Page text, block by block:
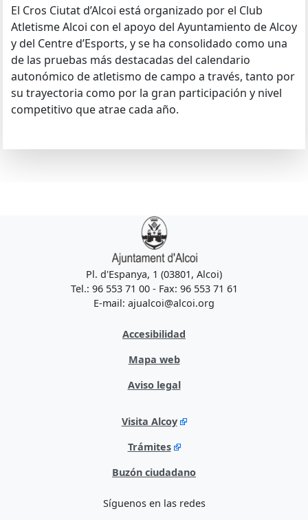
El Cros Ciutat d’Alcoi está organizado por el Club
Atletisme Alcoi con el apoyo del Ayuntamiento de Alcoy
y del Centre d’Esports, y se ha consolidado como una
de las pruebas más destacadas del calendario
autonómico de atletismo de campo a través, tanto por
su trayectoria como por la gran participación y nivel
competitivo que atrae cada año.
Pl. d'Espanya, 1 (03801, Alcoi)
Tel.: 96 553 71 00 - Fax: 96 553 71 61
E-mail: ajualcoi@alcoi.org
Accesibilidad
Mapa web
Aviso legal
Visita Alcoy
Trámites
Buzón ciudadano
Síguenos en las redes